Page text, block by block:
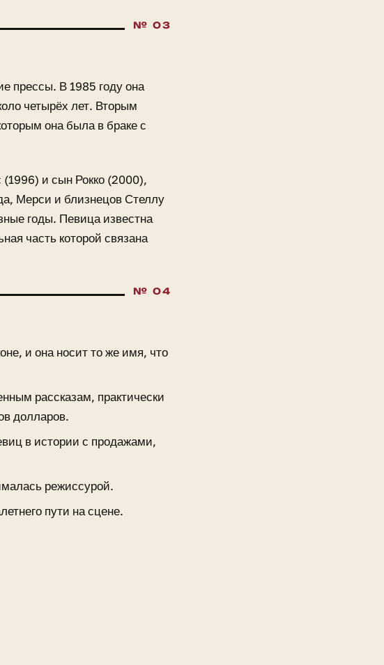
прессы. В 1985 году она
четырёх лет. Вторым
она была в браке с
и сын Рокко (2000),
Мерси и близнецов Стеллу
годы. Певица известна
часть которой связана
и она носит то же имя, что
рассказам, практически
долларов.
в истории с продажами,
режиссурой.
пути на сцене.